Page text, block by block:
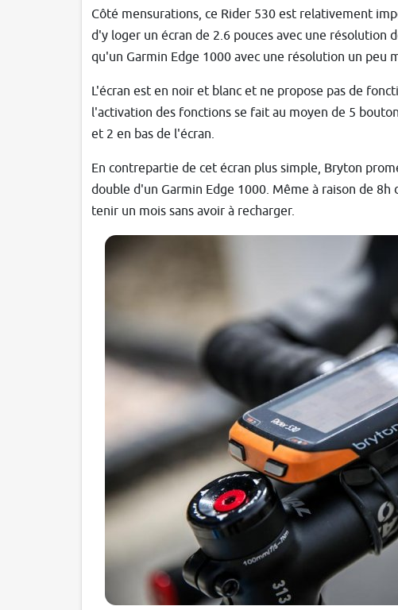
Côté mensurations, ce Rider 530 est relativement
d'y loger un écran de 2.6 pouces avec une résolution
qu'un Garmin Edge 1000 avec une résolution un peu
L'écran est en noir et blanc et ne propose pas de
l'activation des fonctions se fait au moyen de 5
et 2 en bas de l'écran.
En contrepartie de cet écran plus simple, Bryton
double d'un Garmin Edge 1000. Même à raison de
tenir un mois sans avoir à recharger.